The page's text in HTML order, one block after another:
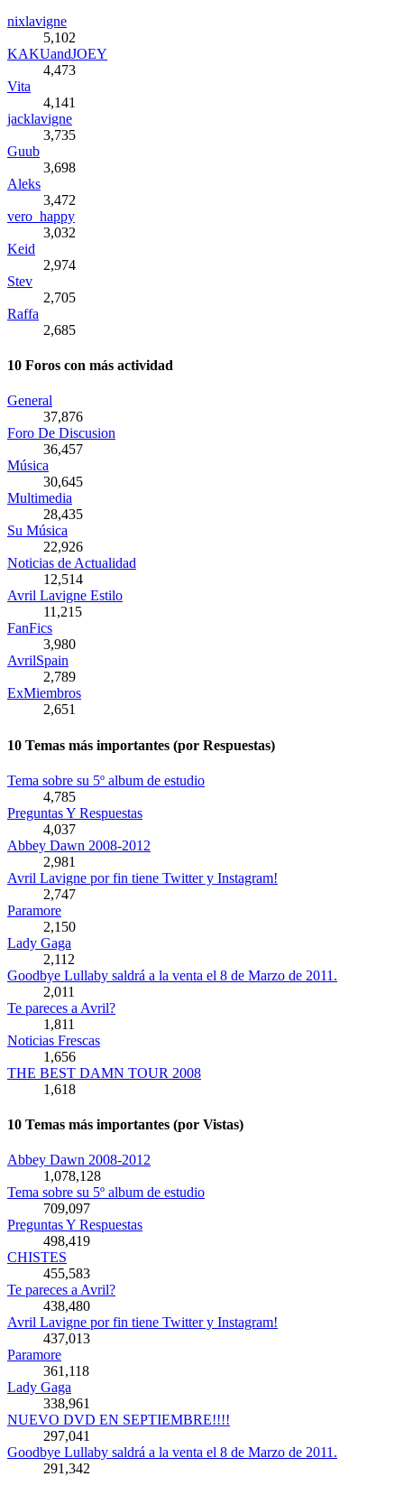
nixlavigne
5,102
KAKUandJOEY
4,473
Vita
4,141
jacklavigne
3,735
Guub
3,698
Aleks
3,472
vero_happy
3,032
Keid
2,974
Stev
2,705
Raffa
2,685
10 Foros con más actividad
General
37,876
Foro De Discusion
36,457
Música
30,645
Multimedia
28,435
Su Música
22,926
Noticias de Actualidad
12,514
Avril Lavigne Estilo
11,215
FanFics
3,980
AvrilSpain
2,789
ExMiembros
2,651
10 Temas más importantes (por Respuestas)
Tema sobre su 5º album de estudio
4,785
Preguntas Y Respuestas
4,037
Abbey Dawn 2008-2012
2,981
Avril Lavigne por fin tiene Twitter y Instagram!
2,747
Paramore
2,150
Lady Gaga
2,112
Goodbye Lullaby saldrá a la venta el 8 de Marzo de 2011.
2,011
Te pareces a Avril?
1,811
Noticias Frescas
1,656
THE BEST DAMN TOUR 2008
1,618
10 Temas más importantes (por Vistas)
Abbey Dawn 2008-2012
1,078,128
Tema sobre su 5º album de estudio
709,097
Preguntas Y Respuestas
498,419
CHISTES
455,583
Te pareces a Avril?
438,480
Avril Lavigne por fin tiene Twitter y Instagram!
437,013
Paramore
361,118
Lady Gaga
338,961
NUEVO DVD EN SEPTIEMBRE!!!!
297,041
Goodbye Lullaby saldrá a la venta el 8 de Marzo de 2011.
291,342